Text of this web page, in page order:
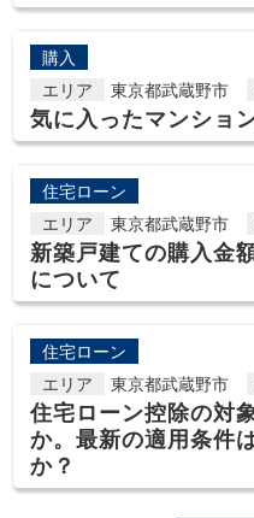
購入
エリア
東京都武蔵野市
気に入ったマンショ
住宅ローン
エリア
東京都武蔵野市
新築戸建ての購入金
について
住宅ローン
エリア
東京都武蔵野市
住宅ローン控除の対
か。最新の適用条件
か？